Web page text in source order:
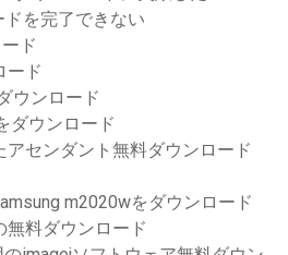
を完了できない
ド
ード
ウンロード
ダウンロード
センダント無料ダウンロード
m2020wをダウンロード
無料ダウンロード